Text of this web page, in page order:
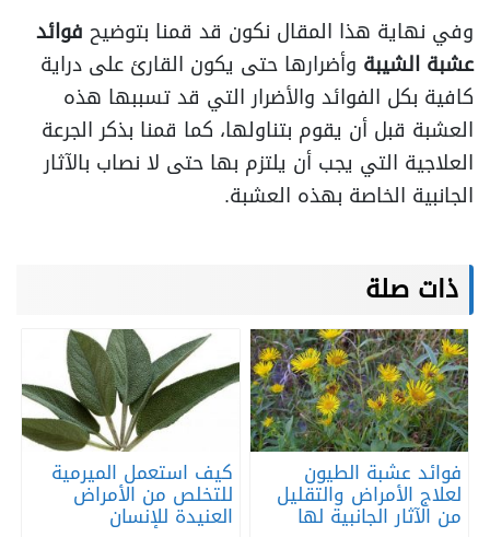
وفي نهاية هذا المقال نكون قد قمنا بتوضيح فوائد
عشبة الشيبة وأضرارها حتى يكون القارئ على دراية
كافية بكل الفوائد والأضرار التي قد تسببها هذه
العشبة قبل أن يقوم بتناولها، كما قمنا بذكر الجرعة
العلاجية التي يجب أن يلتزم بها حتى لا نصاب بالآثار
الجانبية الخاصة بهذه العشبة.
ذات صلة
فوائد عشبة الطيون
لعلاج الأمراض والتقليل
من الآثار الجانبية لها
كيف استعمل الميرمية
للتخلص من الأمراض
العنيدة للإنسان